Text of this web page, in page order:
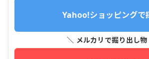
Yahoo!ショッピングで
＼ メルカリで掘り出し物